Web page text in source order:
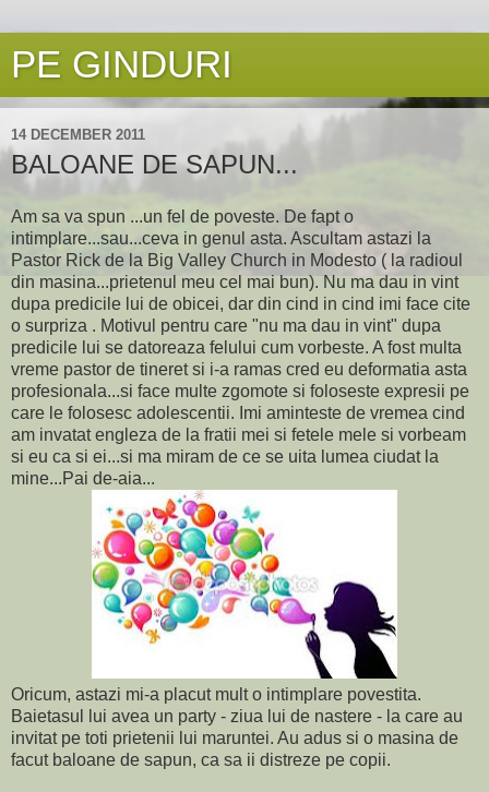
PE GINDURI
14 DECEMBER 2011
BALOANE DE SAPUN...
Am sa va spun ...un fel de poveste. De fapt o
intimplare...sau...ceva in genul asta. Ascultam astazi la
Pastor Rick de la Big Valley Church in Modesto ( la radioul
din masina...prietenul meu cel mai bun). Nu ma dau in vint
dupa predicile lui de obicei, dar din cind in cind imi face cite
o surpriza . Motivul pentru care "nu ma dau in vint" dupa
predicile lui se datoreaza felului cum vorbeste. A fost multa
vreme pastor de tineret si i-a ramas cred eu deformatia asta
profesionala...si face multe zgomote si foloseste expresii pe
care le folosesc adolescentii. Imi aminteste de vremea cind
am invatat engleza de la fratii mei si fetele mele si vorbeam
si eu ca si ei...si ma miram de ce se uita lumea ciudat la
mine...Pai de-aia...
Oricum, astazi mi-a placut mult o intimplare povestita.
Baietasul lui avea un party - ziua lui de nastere - la care au
invitat pe toti prietenii lui maruntei. Au adus si o masina de
facut baloane de sapun, ca sa ii distreze pe copii.